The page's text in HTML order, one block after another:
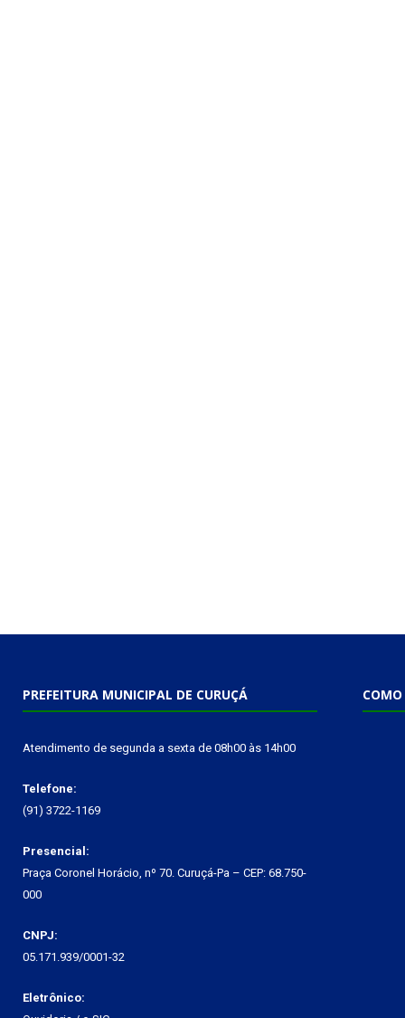
PREFEITURA MUNICIPAL DE CURUÇÁ
Atendimento de segunda a sexta de 08h00 às 14h00
Telefone:
(91) 3722-1169
Presencial:
Praça Coronel Horácio, nº 70. Curuçá-Pa – CEP: 68.750-
000
CNPJ:
05.171.939/0001-32
Eletrônico:
COMO